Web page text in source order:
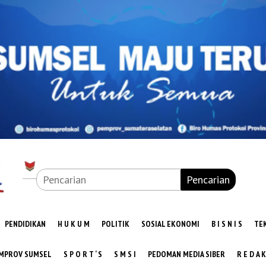
Pencarian
PENDIDIKAN H U K U M POLITIK SOSIAL EKONOMI B I S N I S
SUMSEL S P O R T ‘ S S M S I PEDOMAN MEDIA SIBER R E D A